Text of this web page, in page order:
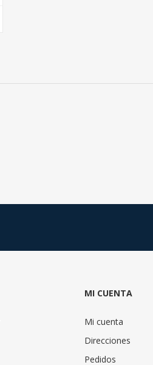
MI CUENTA
Mi cuenta
Direcciones
Pedidos